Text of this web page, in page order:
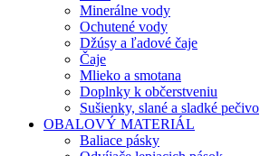
Minerálne vody
Ochutené vody
Džúsy a ľadové čaje
Čaje
Mlieko a smotana
Doplnky k občerstveniu
Sušienky, slané a sladké pečivo
OBALOVÝ MATERIÁL
Baliace pásky